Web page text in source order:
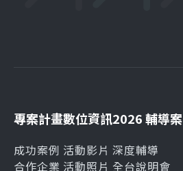
專案計畫
成功案例
合作企業
數位資訊
活動影片
活動照片
2026 輔導案
深度輔導
全台說明會